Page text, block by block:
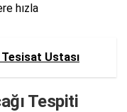
hızla
Ustası
Tespiti